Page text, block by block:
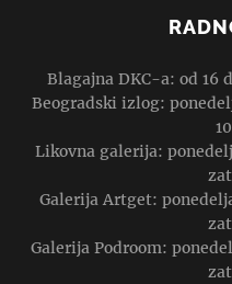
Blagajna DKC-a: od 16
Beogradski izlog:
Likovna galerija:
Galerija Artget:
Galerija Podroom: